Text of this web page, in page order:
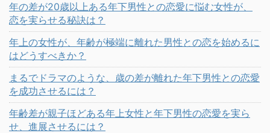
年の差が20歳以上ある年下男性との恋愛に悩む女性が、
恋を実らせる秘訣は？
年上の女性が、年齢が極端に離れた男性との恋を始めるに
はどうすべきか？
まるでドラマのような、歳の差が離れた年下男性との恋愛
を成功させるには？
年齢差が親子ほどある年上女性と年下男性の恋愛を実ら
せ、進展させるには？